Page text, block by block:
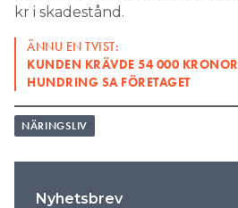
kr i skadestånd.
ÄNNU EN TVIST:
KUNDEN KRÄVDE 54 000
HUNDRING SA FÖRETAGET
NÄRINGSLIV
Nyhetsbrev